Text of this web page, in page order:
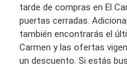
tarde de compras en El
puertas cerradas.
también encontrarás el
Carmen y las ofertas
un descuento. Si estás